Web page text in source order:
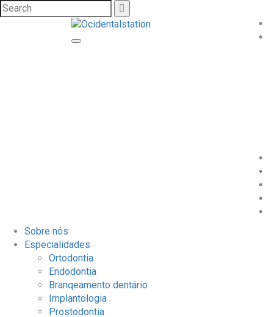
Sobre nós
Especialidades
Ortodontia
Endodontia
Branqeamento dentário
Implantologia
Prostodontia